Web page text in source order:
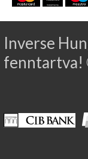
Inverse
fenntartva!